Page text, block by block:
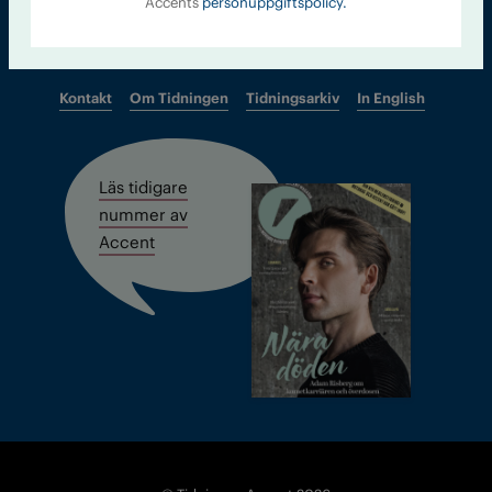
Kontakt Om Tidningen Tidningsarkiv In English
Läs tidigare
nummer av
Accent